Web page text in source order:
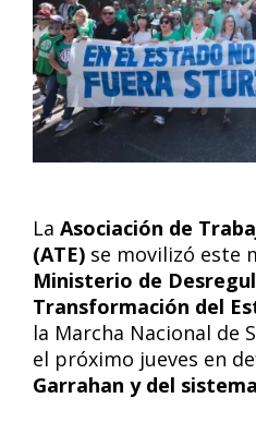
La Asociación de
(ATE) se movilizó este
Ministerio de
Transformación del
la Marcha Nacional de
el próximo jueves en
Garrahan y del